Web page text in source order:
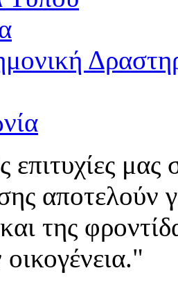
επιτυχίες
αποτελούν
της